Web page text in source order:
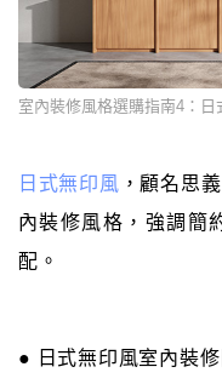
室內裝修風格選購指南4：日
日式無印風 ，顧名思
內裝修風格，強調簡
配。
● 日式無印風室內裝